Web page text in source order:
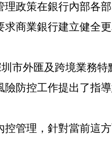
政策在銀行內部各
商業銀行建立健全
市外匯及跨境業務特
防控工作提出了指
控管理，針對當前這